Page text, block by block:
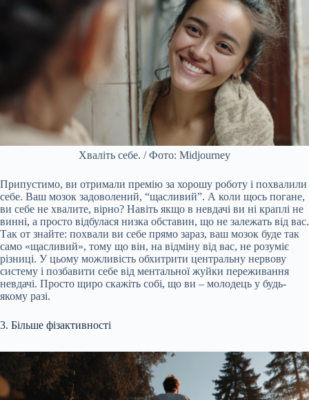
Хваліть себе. / Фото: Midjourney
Припустимо, ви отримали премію за хорошу роботу і похвалили
себе. Ваш мозок задоволений, “щасливий”. А коли щось погане,
ви себе не хвалите, вірно? Навіть якщо в невдачі ви ні краплі не
винні, а просто відбулася низка обставин, що не залежать від вас.
Так от знайте: похвали ви себе прямо зараз, ваш мозок буде так
само «щасливий», тому що він, на відміну від вас, не розуміє
різниці. У цьому можливість обхитрити центральну нервову
систему і позбавити себе від ментальної жуйки переживання
невдачі. Просто щиро скажіть собі, що ви – молодець у будь-
якому разі.
3. Більше фізактивності